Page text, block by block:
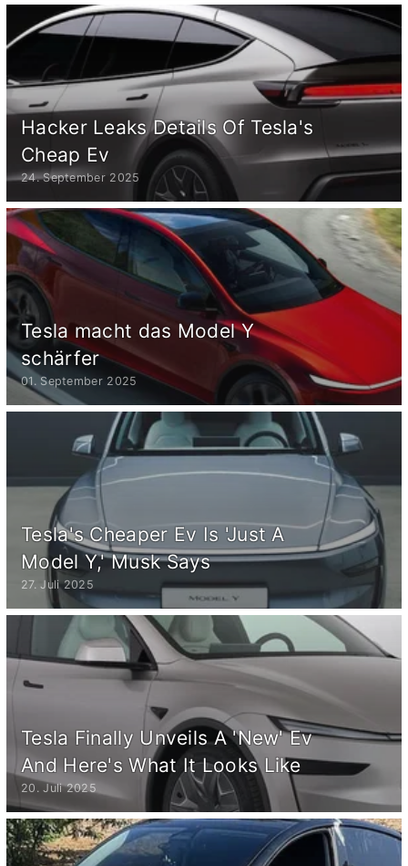
Hacker Leaks Details Of Tesla's
Cheap Ev
24. September 2025
Tesla macht das Model Y
schärfer
01. September 2025
Tesla's Cheaper Ev Is 'Just A
Model Y,' Musk Says
27. Juli 2025
Tesla Finally Unveils A 'New' Ev
And Here's What It Looks Like
20. Juli 2025